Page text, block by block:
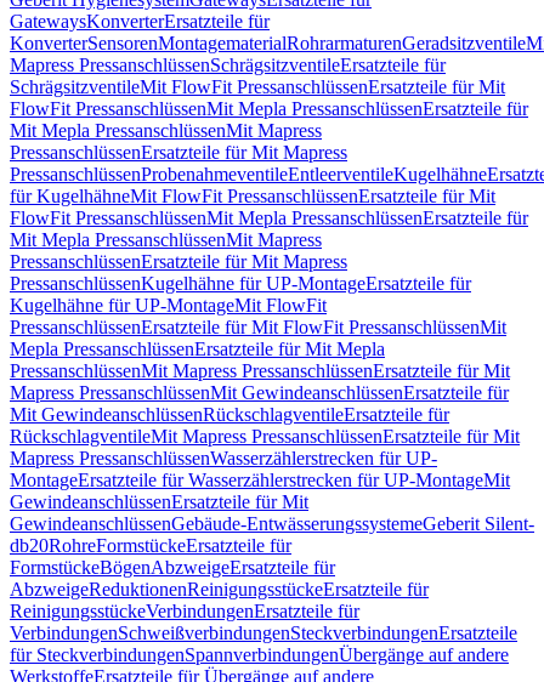
GatewaysKonverterErsatzteile für
KonverterSensorenMontagematerialRohrarmaturenGeradsitzventile
Mapress PressanschlüssenSchrägsitzventileErsatzteile für
SchrägsitzventileMit FlowFit PressanschlüssenErsatzteile für Mit
FlowFit PressanschlüssenMit Mepla PressanschlüssenErsatzteile für
Mit Mepla PressanschlüssenMit Mapress
PressanschlüssenErsatzteile für Mit Mapress
PressanschlüssenProbenahmeventileEntleerventileKugelhähne
für KugelhähneMit FlowFit PressanschlüssenErsatzteile für Mit
FlowFit PressanschlüssenMit Mepla PressanschlüssenErsatzteile für
Mit Mepla PressanschlüssenMit Mapress
PressanschlüssenErsatzteile für Mit Mapress
PressanschlüssenKugelhähne für UP-MontageErsatzteile für
Kugelhähne für UP-MontageMit FlowFit
PressanschlüssenErsatzteile für Mit FlowFit PressanschlüssenMit
Mepla PressanschlüssenErsatzteile für Mit Mepla
PressanschlüssenMit Mapress PressanschlüssenErsatzteile für Mit
Mapress PressanschlüssenMit GewindeanschlüssenErsatzteile für
Mit GewindeanschlüssenRückschlagventileErsatzteile für
RückschlagventileMit Mapress PressanschlüssenErsatzteile für Mit
Mapress PressanschlüssenWasserzählerstrecken für UP-
MontageErsatzteile für Wasserzählerstrecken für UP-MontageMit
GewindeanschlüssenErsatzteile für Mit
GewindeanschlüssenGebäude-EntwässerungssystemeGeberit Silent-
db20RohreFormstückeErsatzteile für
FormstückeBögenAbzweigeErsatzteile für
AbzweigeReduktionenReinigungsstückeErsatzteile für
ReinigungsstückeVerbindungenErsatzteile für
VerbindungenSchweißverbindungenSteckverbindungenErsatzteile
für SteckverbindungenSpannverbindungenÜbergänge auf andere
WerkstoffeErsatzteile für Übergänge auf andere